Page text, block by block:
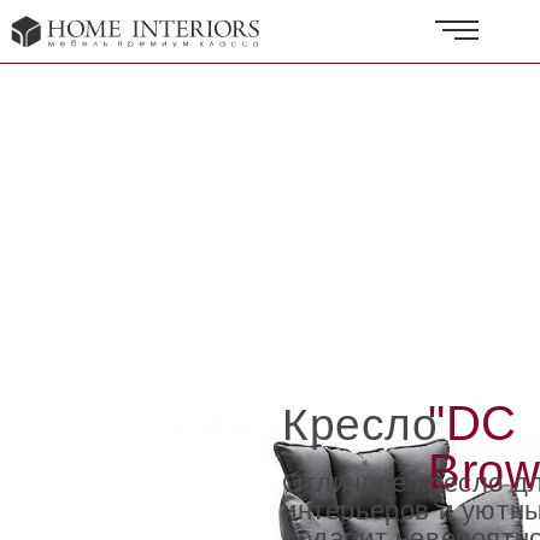
"DC
Кресло
Отличное кресло
интерьеров и